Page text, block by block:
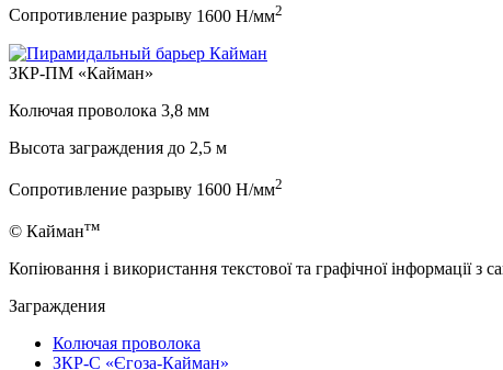
Сопротивление разрыву 1600 Н/мм2
ЗКР-ПМ «Кайман»
Колючая проволока 3,8 мм
Высота заграждения до 2,5 м
Сопротивление разрыву 1600 Н/мм2
© Каймантм
Копіювання і використання текстової та графічної інформації
Заграждения
Колючая проволока
ЗКР-С «Єгоза-Кайман»